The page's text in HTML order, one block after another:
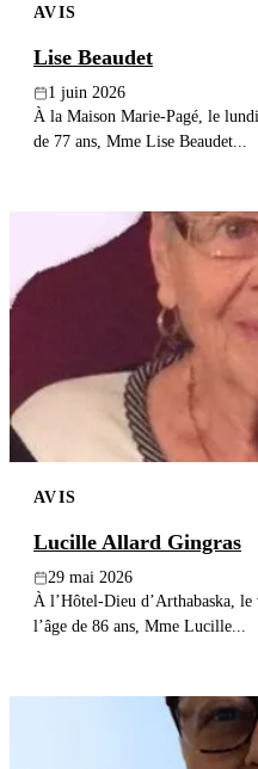
AVIS
Lise Beaudet
1 juin 2026
À la Maison Marie-Pagé, le
de 77 ans, Mme Lise Beaudet...
AVIS
Lucille Allard Gingras
29 mai 2026
À l’Hôtel-Dieu d’Arthabaska, le
l’âge de 86 ans, Mme Lucille...